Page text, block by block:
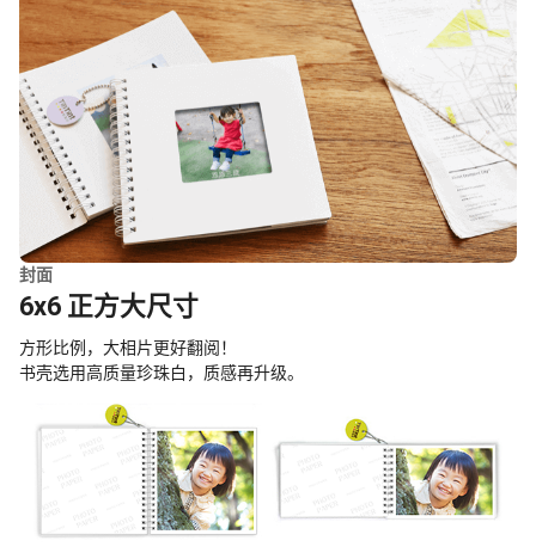
封面
6x6 正方大尺寸
方形比例，大相片更好翻阅！
书壳选用高质量珍珠白，质感再升级。